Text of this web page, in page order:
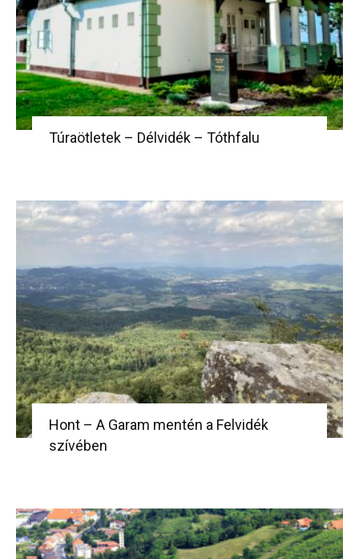
Túraötletek – Délvidék – Tóthfalu
Hont – A Garam mentén a Felvidék
szívében